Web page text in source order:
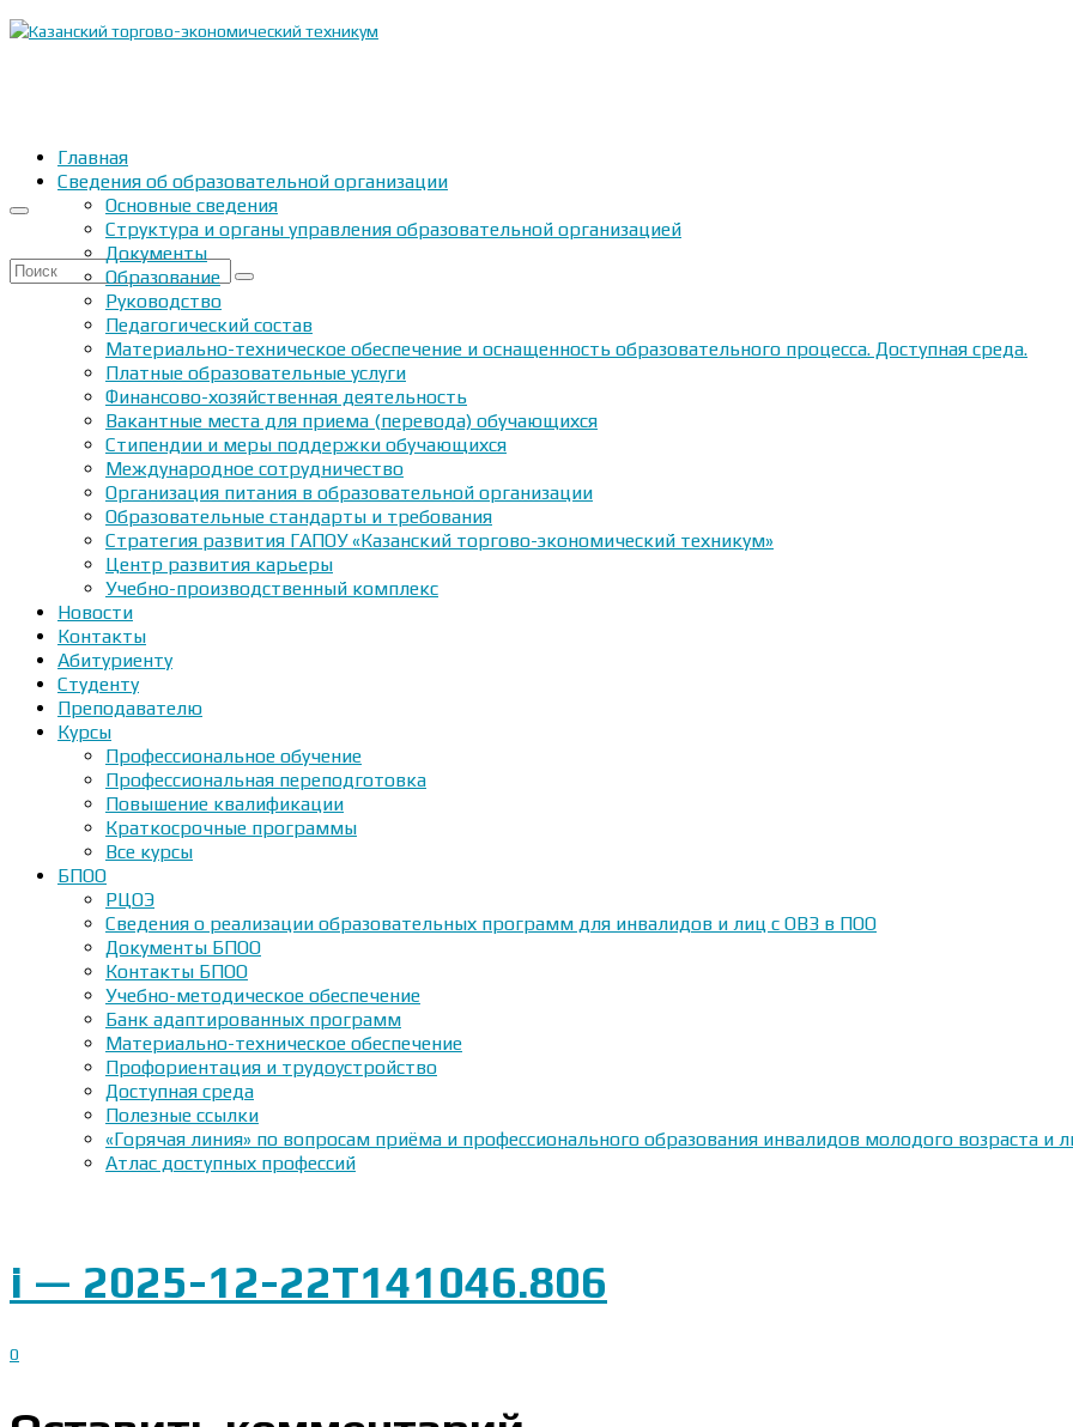
Искать:
Главная
Сведения об образовательной организации
Основные сведения
Структура и органы управления образовательной организацией
Документы
Образование
Руководство
Педагогический состав
Материально-техническое обеспечение и оснащенность образовательного процесса. Доступная среда.
Платные образовательные услуги
Финансово-хозяйственная деятельность
Вакантные места для приема (перевода) обучающихся
Стипендии и меры поддержки обучающихся
Международное сотрудничество
Организация питания в образовательной организации
Образовательные стандарты и требования
Стратегия развития ГАПОУ «Казанский торгово-экономический техникум»
Центр развития карьеры
Учебно-производственный комплекс
Новости
Контакты
Абитуриенту
Студенту
Преподавателю
Курсы
Профессиональное обучение
Профессиональная переподготовка
Повышение квалификации
Краткосрочные программы
Все курсы
БПОО
РЦОЭ
Сведения о реализации образовательных программ для инвалидов и лиц с ОВЗ в ПОО
Документы БПОО
Контакты БПОО
Учебно-методическое обеспечение
Банк адаптированных программ
Материально-техническое обеспечение
Профориентация и трудоустройство
Доступная среда
Полезные ссылки
«Горячая линия» по вопросам приёма и профессионального образования инвалидов молодого возраста
Атлас доступных профессий
i — 2025-12-22T141046.806
0